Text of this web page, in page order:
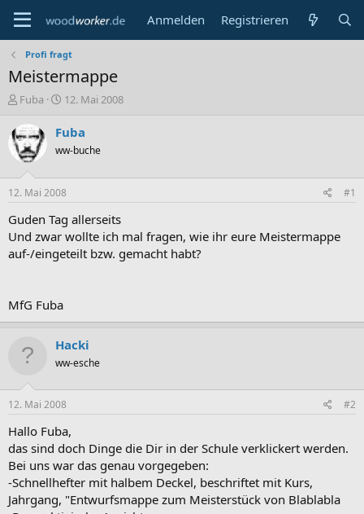
Anmelden Registrieren
Profi fragt
Meistermappe
E
s
t
e
e
r
Fuba
E
s
e
l
t
a
m
12. Mai 2008
Fuba
ww-buche
12. Mai 2008 #1
Guden Tag allerseits
Und zwar wollte ich mal fragen, wie ihr eure Meistermappe
auf-/eingeteilt bzw. gemacht habt?
MfG Fuba
Hacki
ww-esche
12. Mai 2008 #2
Hallo Fuba,
das sind doch Dinge die Dir in der Schule verklickert werden.
Bei uns war das genau vorgegeben:
-Schnellhefter mit halbem Deckel, beschriftet mit Kurs,
Jahrgang, "Entwurfsmappe zum Meisterstück von Blablabla